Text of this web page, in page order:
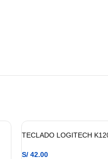
TECLADO LOGITECH
S/42.00